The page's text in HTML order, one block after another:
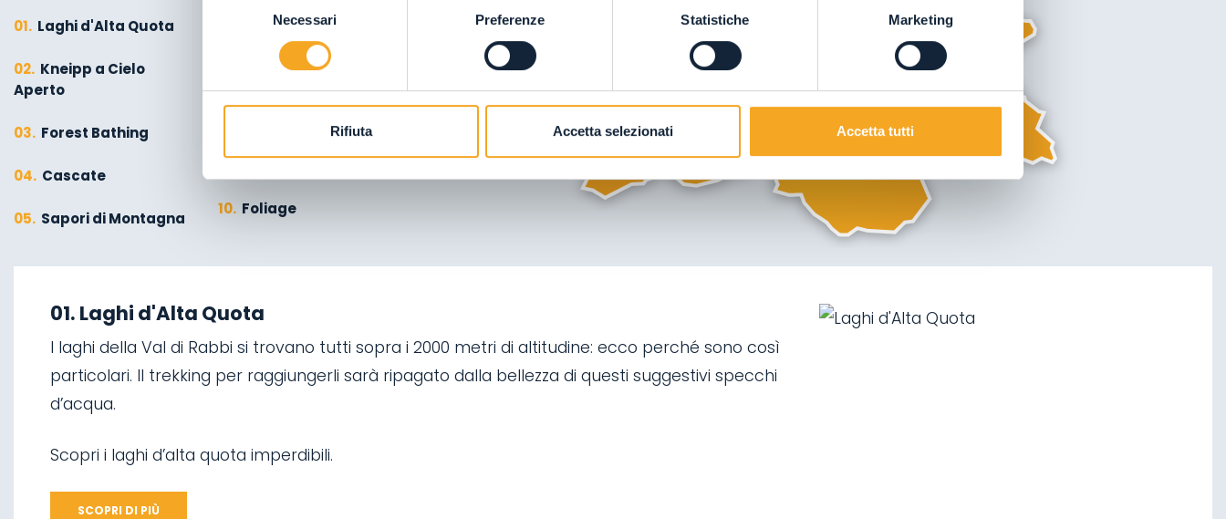
Necessari Preferenze Statistiche Marketing
Rifiuta Accetta selezionati Accetta tutti
01. Laghi d'Alta Quota
02. Kneipp a Cielo
Aperto
03. Forest Bathing
04. Cascate
05. Sapori di Montagna
Cultura
09.Desmalghjada
10. Foliage
Sci alpinismo
Discese in slitta
Arrampicata su
07.Ponte sospeso
08. La ‘Via delle
09.Parco Nazionale
dello Stelvio
09
01. Laghi d'Alta Quota
I laghi della Val di Rabbi si trovano tutti sopra i 2000 metri di altitudine: ecco perché sono così
particolari. Il trekking per raggiungerli sarà ripagato dalla bellezza di questi suggestivi specchi
d’acqua.
Scopri i laghi d’alta quota imperdibili.
SCOPRI DI PIÙ